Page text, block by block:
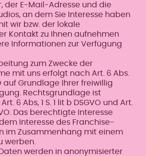
der E-Mail-Adresse und die
an dem Sie Interesse haben
wir bzw. der lokale
Kontakt zu Ihnen aufnehmen
Informationen zur Verfügung
zum Zwecke der
mit uns erfolgt nach Art. 6 Abs.
auf Grundlage Ihrer freiwillig
Rechtsgrundlage ist
6 Abs, 1 S. 1 lit b DSGVO und Art.
Das berechtigte Interesse
Interesse des Franchise-
im Zusammenhang mit einem
werben.
werden in anonymisierter